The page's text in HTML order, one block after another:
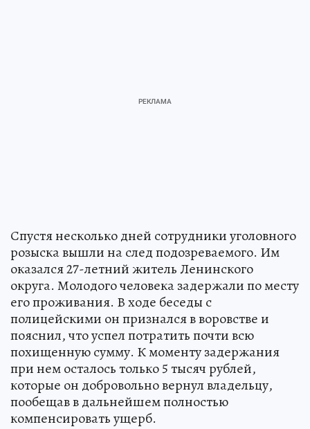
Спустя несколько дней сотрудники уголовного
розыска вышли на след подозреваемого. Им
оказался 27-летний житель Ленинского
округа. Молодого человека задержали по месту
его проживания. В ходе беседы с
полицейскими он признался в воровстве и
пояснил, что успел потратить почти всю
похищенную сумму. К моменту задержания
при нем осталось только 5 тысяч рублей,
которые он добровольно вернул владельцу,
пообещав в дальнейшем полностью
компенсировать ущерб.